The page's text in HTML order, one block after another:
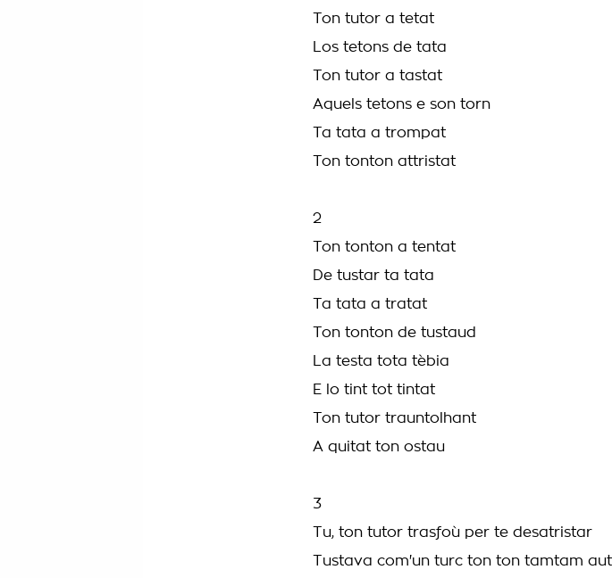
Ton tutor a tetat
Los tetons de tata
Ton tutor a tastat
Aquels tetons e son torn
Ta tata a trompat
Ton tonton attristat
2
Ton tonton a tentat
De tustar ta tata
Ta tata a tratat
Ton tonton de tustaud
La testa tota tèbia
E lo tint tot tintat
Ton tutor trauntolhant
A quitat ton ostau
3
Tu, ton tutor trasfoù per te desatristar
Tustava com'un turc ton ton tamtam